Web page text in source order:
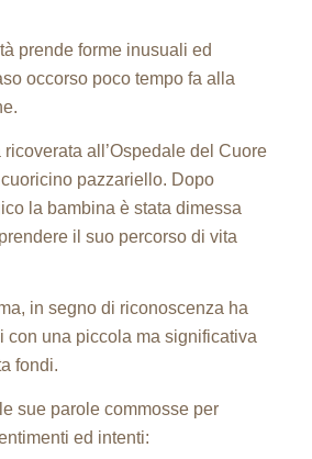
prende forme inusuali ed
occorso poco tempo fa alla
all’Ospedale del Cuore
pazzariello. Dopo
la bambina è stata dimessa
il suo percorso di vita
in segno di riconoscenza ha
con una piccola ma significativa
fondi.
sue parole commosse per
ed intenti: